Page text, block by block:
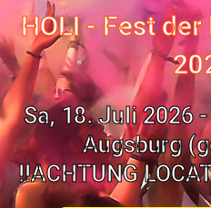
HOLI - Fest
Sa, 18. Juli 2026
Augsburg
!!ACHTUNG